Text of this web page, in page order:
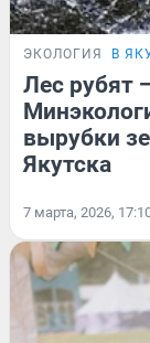
ЭКОЛОГИЯ В
Лес рубят
вырубки
Якутска
7 марта, 2026,